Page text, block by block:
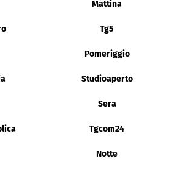
Mattina
Tg5
Pomeriggio
Studioaperto
Sera
Tgcom24
Notte